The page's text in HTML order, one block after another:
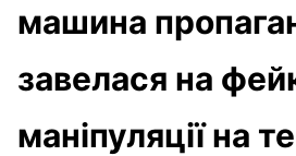
машина
завелася на
маніпуляції на